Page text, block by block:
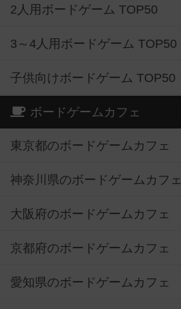
2人用ボードゲーム TOP50
3～4人用ボードゲーム TOP50
子供向けボードゲーム TOP50
ボードゲームカフェ
東京都のボードゲームカフェ
神奈川県のボードゲームカフェ
大阪府のボードゲームカフェ
京都府のボードゲームカフェ
愛知県のボードゲームカフェ